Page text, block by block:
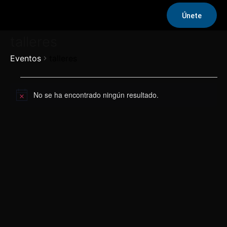
Únete
Eventos
Eventos
Aviso No se ha encontrado ningún resultado.